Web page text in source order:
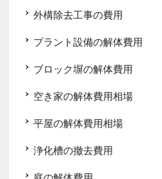
外構除去工事の費用
プラント設備の解体費用
ブロック塀の解体費用
空き家の解体費用相場
平屋の解体費用相場
浄化槽の撤去費用